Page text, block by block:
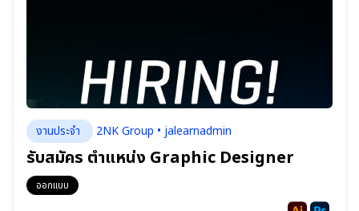
งานประจำ 2NK Group • jalearnadmin
รับสมัคร ตำแหน่ง Graphic Designer
ออกแบบ